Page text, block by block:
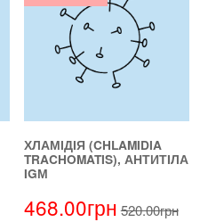
ХЛАМІДІЯ (CHLAMIDIA
TRACHOMATIS), АНТИТІЛА
IGМ
468.00грн 520.00грн